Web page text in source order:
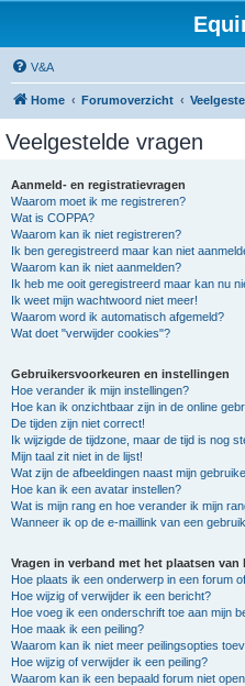
V&A
Home Forumoverzicht
Veelgestelde vragen
Aanmeld- en registratievragen
Waarom moet ik me registreren?
Wat is COPPA?
Waarom kan ik niet registreren?
Ik ben geregistreerd maar kan niet
Waarom kan ik niet aanmelden?
Ik heb me ooit geregistreerd maar kan nu
Ik weet mijn wachtwoord niet meer!
Waarom word ik automatisch afgemeld?
Wat doet "verwijder cookies"?
Gebruikersvoorkeuren en instellingen
Hoe verander ik mijn instellingen?
Hoe kan ik onzichtbaar zijn in de online
De tijden zijn niet correct!
Ik wijzigde de tijdzone, maar de tijd is nog
Mijn taal zit niet in de lijst!
Wat zijn de afbeeldingen naast mijn
Hoe kan ik een avatar instellen?
Wat is mijn rang en hoe verander ik mijn
Wanneer ik op de e-maillink van een
Vragen in verband met het plaatsen van
Hoe plaats ik een onderwerp in een forum
Hoe wijzig of verwijder ik een bericht?
Hoe voeg ik een onderschrift toe aan mijn
Hoe maak ik een peiling?
Waarom kan ik niet meer peilingsopties
Hoe wijzig of verwijder ik een peiling?
Waarom kan ik een bepaald forum niet